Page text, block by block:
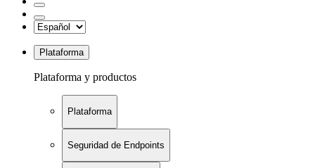
Plataforma
Plataforma y productos
Plataforma
Seguridad de Endpoints